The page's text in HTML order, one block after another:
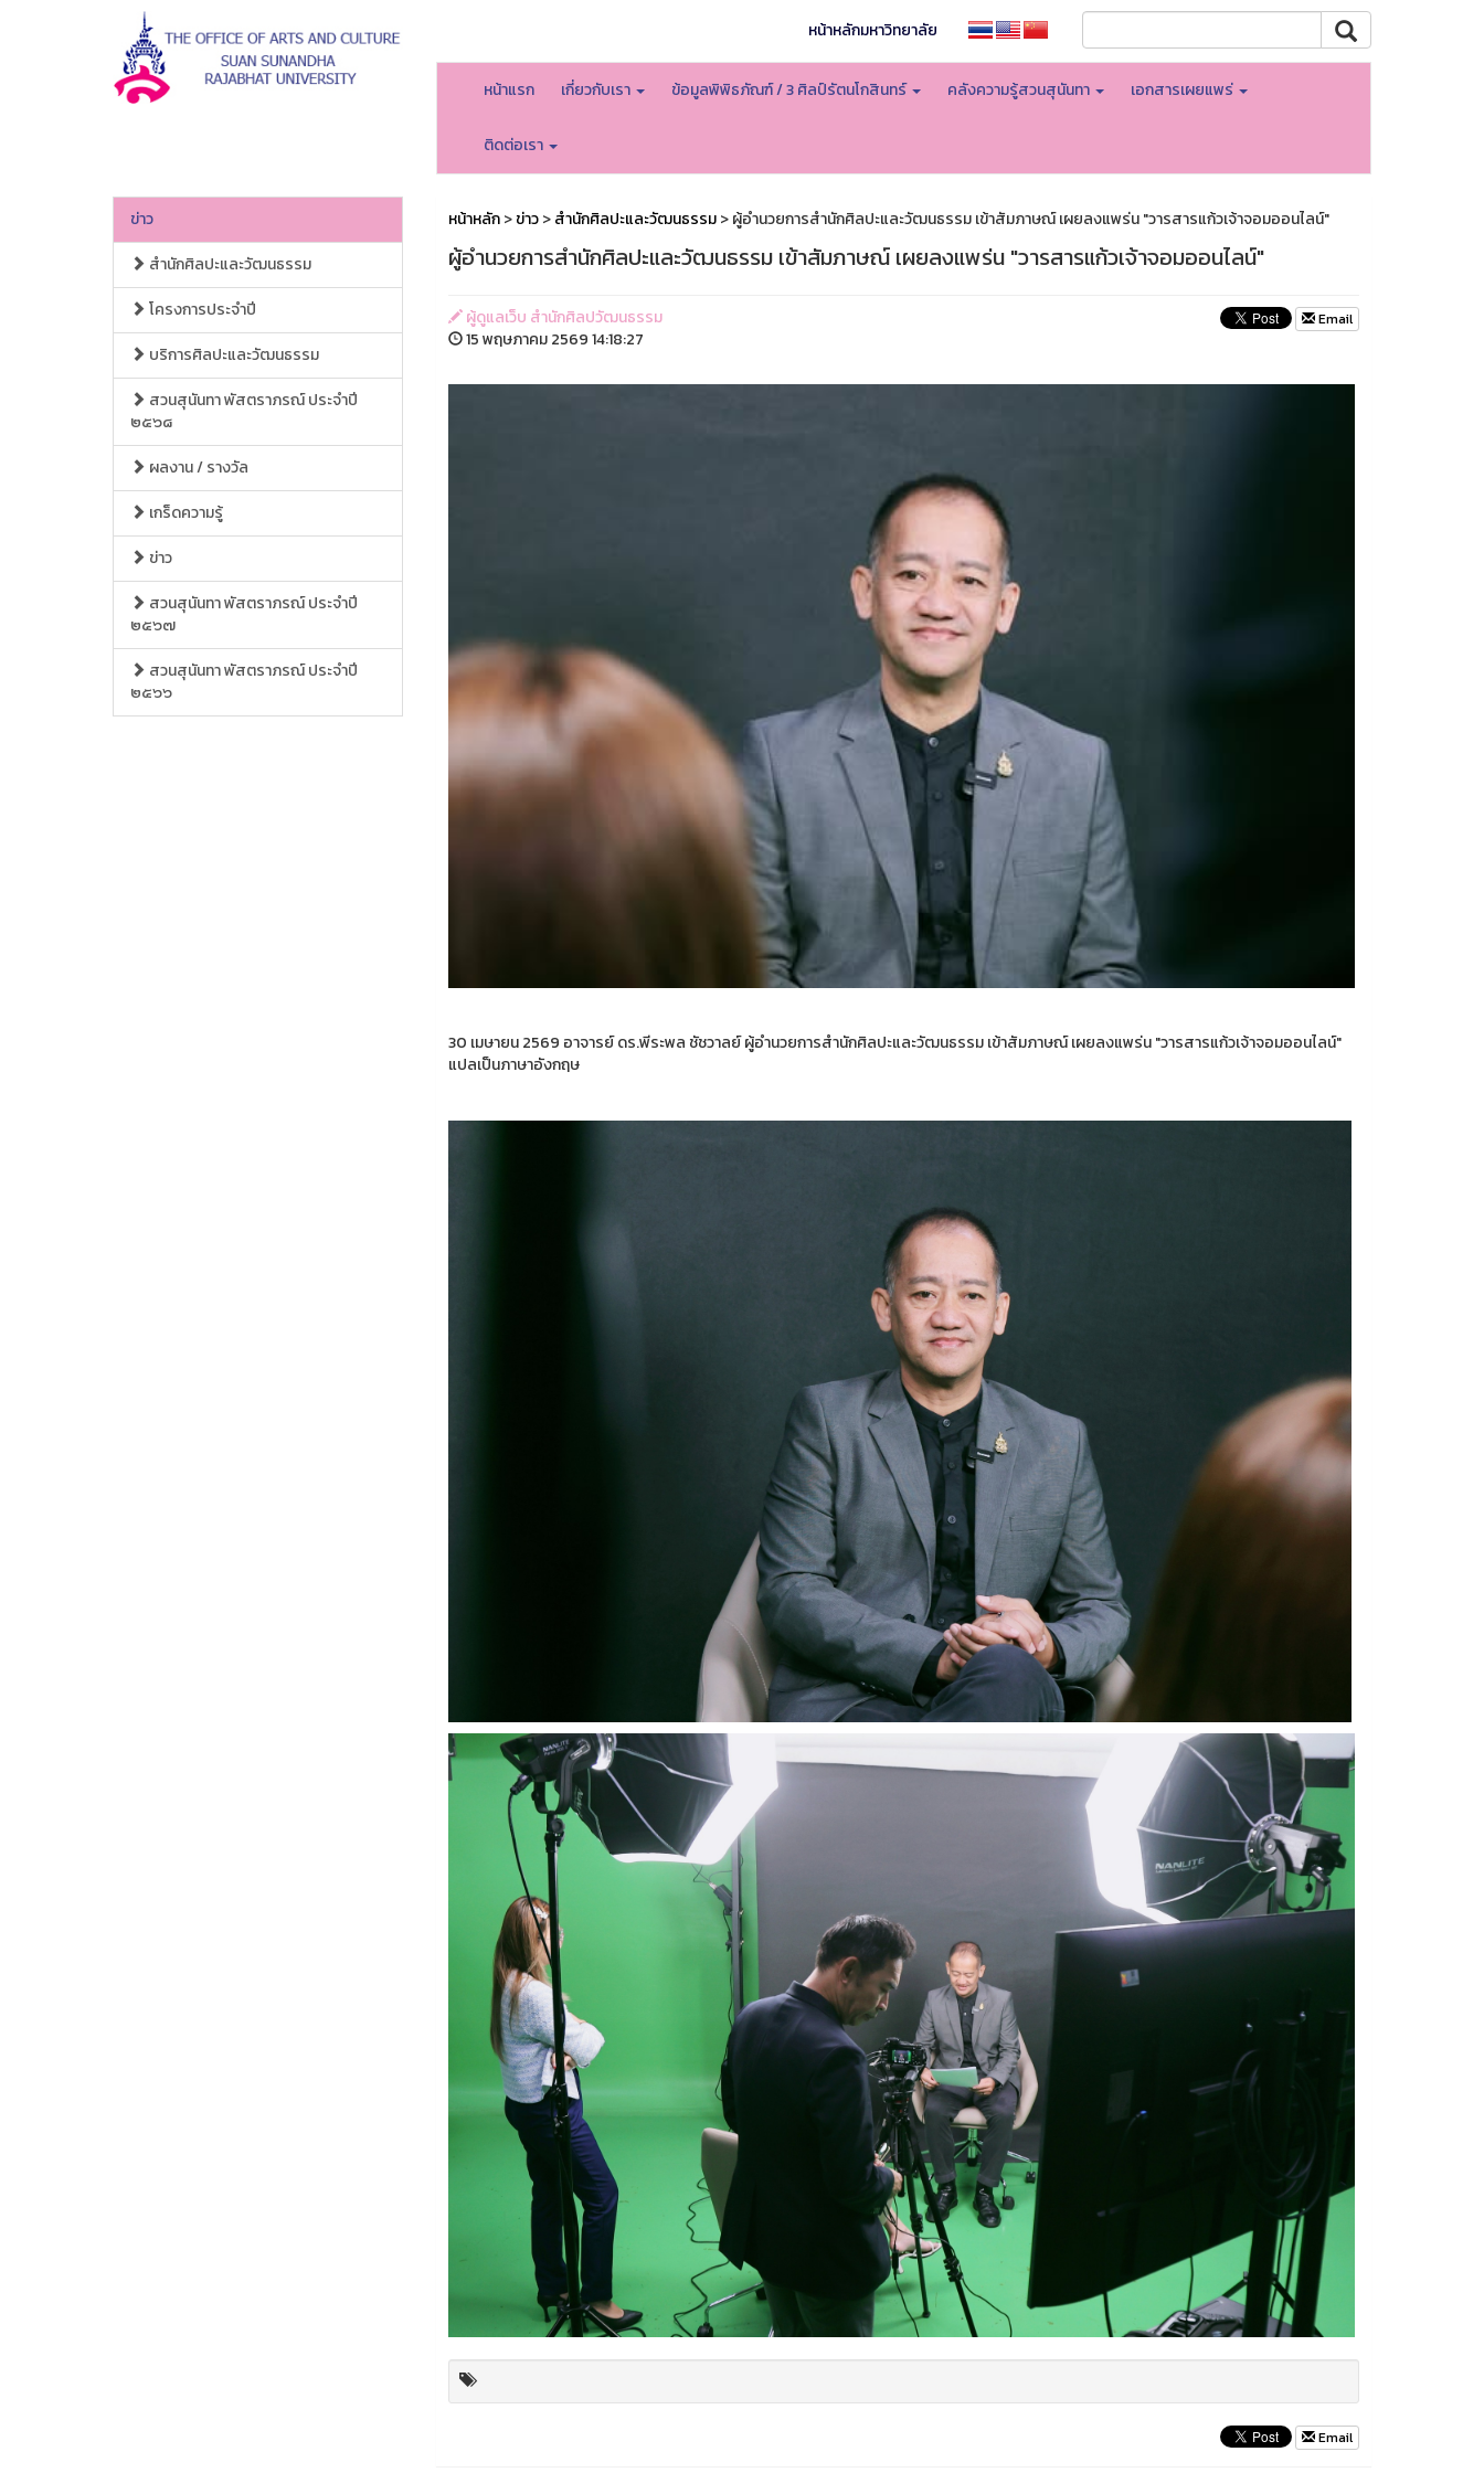
หน้าหลักมหาวิทยาลัย
หน้าแรก เกี่ยวกับเรา ข้อมูลพิพิธภัณฑ์ / 3 ศิลป์รัตนโกสินทร์ คลังความรู้สวนสุนันทา เอกสารเผยแพร่
ติดต่อเรา
ข่าว
สำนักศิลปะและวัฒนธรรม
โครงการประจำปี
บริการศิลปะและวัฒนธรรม
สวนสุนันทา พัสตราภรณ์ ประจำปี
๒๕๖๘
ผลงาน / รางวัล
เกร็ดความรู้
ข่าว
สวนสุนันทา พัสตราภรณ์ ประจำปี
๒๕๖๗
สวนสุนันทา พัสตราภรณ์ ประจำปี
๒๕๖๖
หน้าหลัก>ข่าว>สำนักศิลปะและวัฒนธรรม> ผู้อำนวยการสำนักศิลปะและวัฒนธรรม เข้าสัมภาษณ์ เผยลงแพร่น "วารสารแก้วเจ้าจอมออนไลน์"
ผู้อำนวยการสำนักศิลปะและวัฒนธรรม เข้าสัมภาษณ์ เผยลงแพร่น "วารสารแก้วเจ้าจอมออนไลน์"
ผู้ดูแลเว็บ สำนักศิลปวัฒนธรรม
15 พฤษภาคม 2569 14:18:27
Email
30 เมษายน 2569 อาจารย์ ดร.พีระพล ชัชวาลย์ ผู้อำนวยการสำนักศิลปะและวัฒนธรรม เข้าสัมภาษณ์ เผยลงแพร่น "วารสารแก้วเจ้าจอมออนไลน์"
แปลเป็นภาษาอังกฤษ
Email